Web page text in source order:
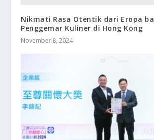
Nikmati Rasa Otentik dari Eropa
Penggemar Kuliner di Hong Kong
November 8, 2024